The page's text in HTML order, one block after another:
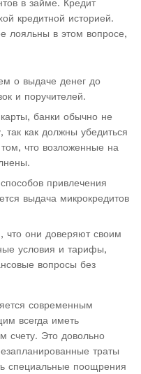
в займе. Кредит
кредитной историей.
лояльны в этом вопросе,
о выдаче денег до
и поручителей.
банки обычно не
как должны убедиться
что возложенные на
привлечения
выдача микрокредитов
что они доверяют своим
условия и тарифы,
вопросы без
современным
всегда иметь
счету. Это довольно
траты
специальные поощрения